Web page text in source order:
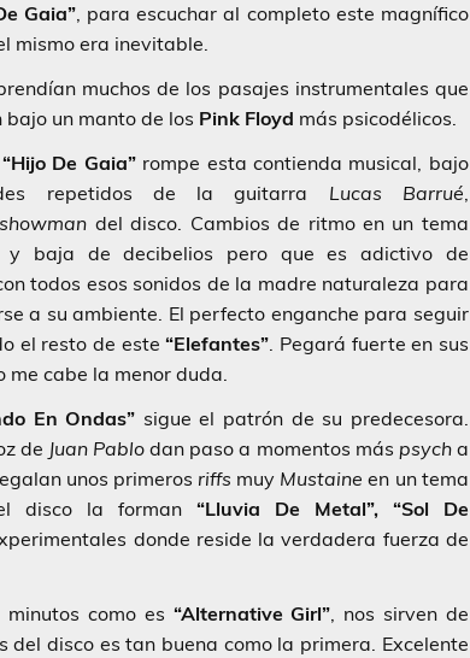
Gaia”, para escuchar al completo este magnífico
mismo era inevitable.
muchos de los pasajes instrumentales que
bajo un manto de los Pink Floyd más psicodélicos.
“Hijo De Gaia”rompe esta contienda musical, bajo
repetidos de la guitarra Lucas Barrué,
showman del disco. Cambios de ritmo en un tema
y baja de decibelios pero que es adictivo de
todos esos sonidos de la madre naturaleza para
a su ambiente. El perfecto enganche para seguir
el resto de este“Elefantes”. Pegará fuerte en sus
me cabe la menor duda.
En Ondas” sigue el patrón de su predecesora.
de Juan Pablodan paso a momentos más psych a
unos primeros riffs muy Mustaine en un tema
disco la forman“Lluvia De Metal”, “Sol De
donde reside la verdadera fuerza de
como es “Alternative Girl”, nos sirven de
del disco es tan buena como la primera. Excelente